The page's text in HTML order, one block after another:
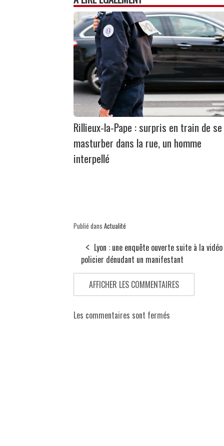
Rillieux-la-Pape : surpris en train de se
masturber dans la rue, un homme
interpellé
Publié dans Actualité
Lyon : une enquête ouverte suite à la
policier dénudant un manifestant
AFFICHER LES COMMENTAIRES
Les commentaires sont fermés